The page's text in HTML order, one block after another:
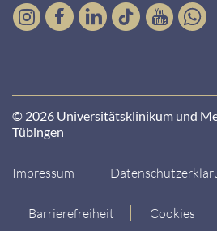
© 2026 Universitätsklinikum und
Tübingen
Impressum
Barrierefreiheit Cookies